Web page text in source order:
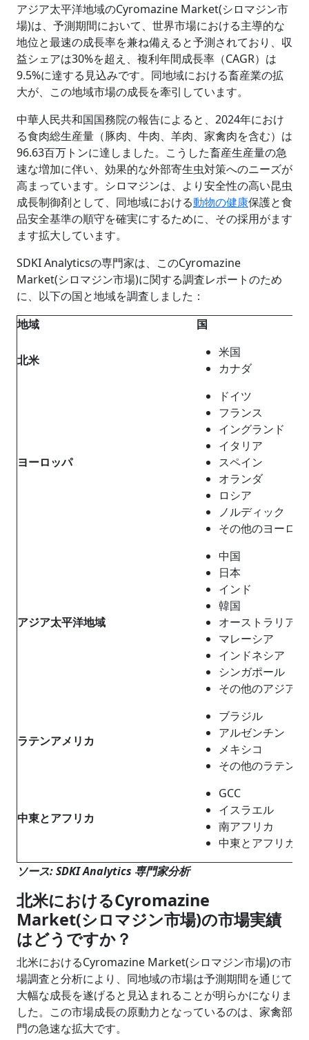
アジア太平洋地域のCyromazine Market(シロマジン市
場)は、予測期間において、世界市場における主導的な
地位と最速の成長率を兼ね備えると予測されており、収
益シェアは30%を超え、複利年間成長率（CAGR）は
9.5%に達する見込みです。同地域における畜産業の拡
大が、この地域市場の成長を牽引しています。
中華人民共和国国務院の報告によると、2024年におけ
る食肉総生産量（豚肉、牛肉、羊肉、家禽肉を含む）は
96.63百万トンに達しました。こうした畜産生産量の急
速な増加に伴い、効果的な外部寄生虫対策へのニーズが
高まっています。シロマジンは、より安全性の高い昆虫
成長制御剤として、同地域における動物の健康保護と食
品安全基準の順守を確実にするために、その採用がます
ます拡大しています。
SDKI Analyticsの専門家は、このCyromazine
Market(シロマジン市場)に関する調査レポートのため
に、以下の国と地域を調査しました：
地域
国
北米
米国
カナダ
ヨーロッパ
ドイツ
フランス
イングランド
イタリア
スペイン
オランダ
ロシア
ノルディック
その他のヨーロ
アジア太平洋地域
中国
日本
インド
韓国
オーストラリア
マレーシア
インドネシア
シンガポール
その他のアジア
ラテンアメリカ
ブラジル
アルゼンチン
メキシコ
その他のラテン
中東とアフリカ
GCC
イスラエル
南アフリカ
中東とアフリカ
ソース: SDKI Analytics 専門家分析
北米におけるCyromazine
Market(シロマジン市場)の市場実績
はどうですか？
北米におけるCyromazine Market(シロマジン市場)の市
場調査と分析により、同地域の市場は予測期間を通じて
大幅な成長を遂げると見込まれることが明らかになりま
した。この市場成長の原動力となっているのは、家禽部
門の急速な拡大です。